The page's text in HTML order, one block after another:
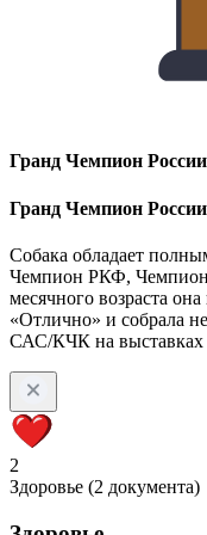
Гранд Чемпион
Гранд Чемпион
Собака обладает
Чемпион РКФ,
месячного возраста
«Отлично» и собрала
САС/КЧК на выставках
2
Здоровье (2 документа)